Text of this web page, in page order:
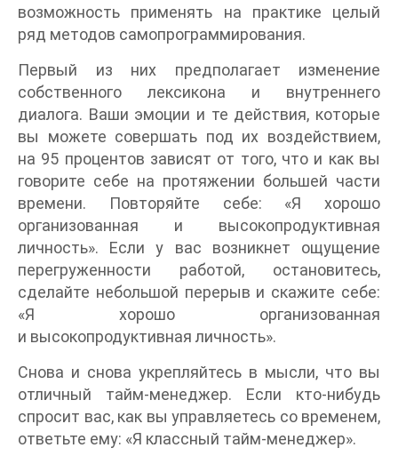
возможность применять на практике целый
ряд методов самопрограммирования.
Первый из них предполагает изменение
собственного лексикона и внутреннего
диалога. Ваши эмоции и те действия, которые
вы можете совершать под их воздействием,
на 95 процентов зависят от того, что и как вы
говорите себе на протяжении большей части
времени. Повторяйте себе: «Я хорошо
организованная и высокопродуктивная
личность». Если у вас возникнет ощущение
перегруженности работой, остановитесь,
сделайте небольшой перерыв и скажите себе:
«Я хорошо организованная
и высокопродуктивная личность».
Снова и снова укрепляйтесь в мысли, что вы
отличный тайм-менеджер. Если кто-нибудь
спросит вас, как вы управляетесь со временем,
ответьте ему: «Я классный тайм-менеджер».